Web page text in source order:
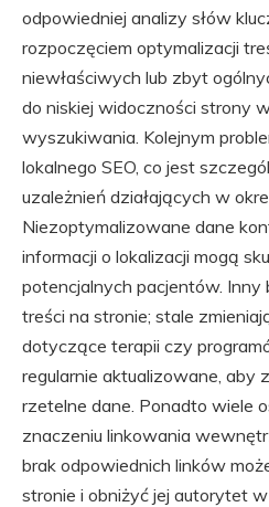
odpowiedniej analizy słów
rozpoczęciem optymalizacji
niewłaściwych lub zbyt
do niskiej widoczności strony
wyszukiwania. Kolejnym
lokalnego SEO, co jest
uzależnień działających w
Niezoptymalizowane dane
informacji o lokalizacji mogą
potencjalnych pacjentów. Inny
treści na stronie; stale
dotyczące terapii czy
regularnie aktualizowane, aby
rzetelne dane. Ponadto wiele
znaczeniu linkowania
brak odpowiednich linków
stronie i obniżyć jej autorytet